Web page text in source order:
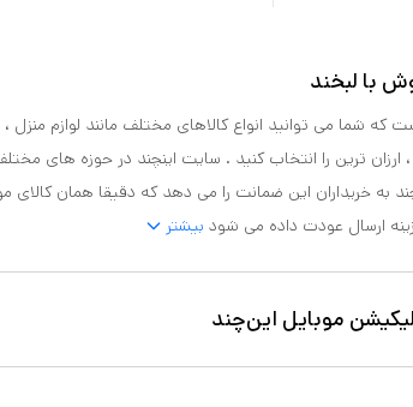
با لبخند
است که شما می توانید انواع کالاهای مختلف مانند لوازم
ترین را انتخاب کنید . سایت اینچند در حوزه های
به خریداران این ضمانت را می دهد که دقیقا همان
ارسال عودت داده می شود بیشتر
موبایل این‌چند